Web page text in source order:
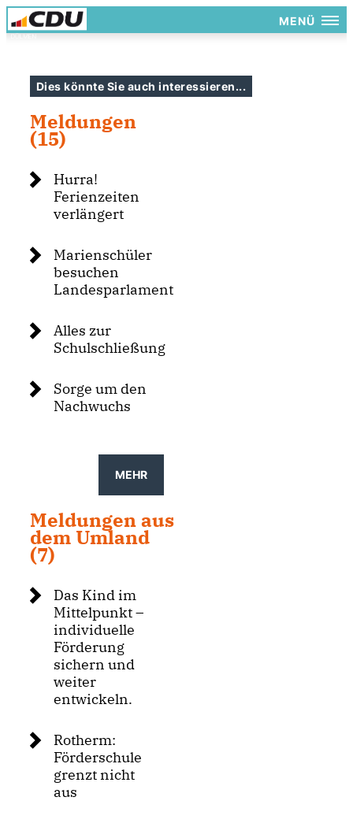
MENÜ
Dies könnte Sie auch interessieren...
Meldungen
(15)
Hurra!
Ferienzeiten
verlängert
Marienschüler
besuchen
Landesparlament
Alles zur
Schulschließung
Sorge um den
Nachwuchs
MEHR
Meldungen aus
dem Umland
(7)
Das Kind im
Mittelpunkt –
individuelle
Förderung
sichern und
weiter
entwickeln.
Rotherm:
Förderschule
grenzt nicht
aus